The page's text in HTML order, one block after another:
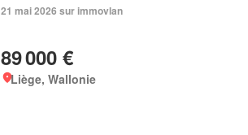
21 mai 2026 sur immovlan
89 000 €
Liège, Wallonie